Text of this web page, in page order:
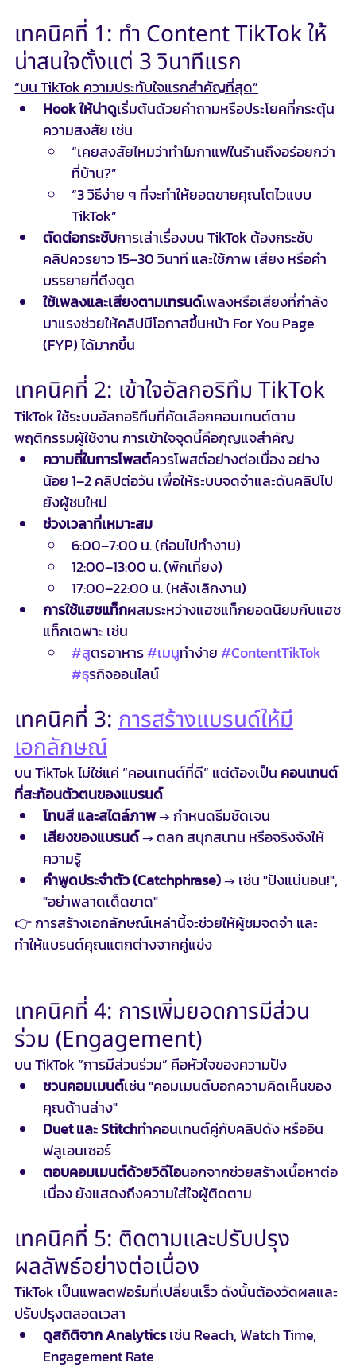
เทคนิคที่ 1: ทำ Content TikTok ให้
น่าสนใจตั้งแต่ 3 วินาทีแรก
“บน TikTok ความประทับใจแรกสำคัญที่สุด”
Hook ให้น่าดูเริ่มต้นด้วยคำถามหรือประโยคที่กระตุ้น
ความสงสัย เช่น
“เคยสงสัยไหมว่าทำไมกาแฟในร้านถึงอร่อยกว่า
ที่บ้าน?”
“3 วิธีง่าย ๆ ที่จะทำให้ยอดขายคุณโตไวแบบ
TikTok”
ตัดต่อกระชับการเล่าเรื่องบน TikTok ต้องกระชับ
คลิปควรยาว 15–30 วินาที และใช้ภาพ เสียง หรือคำ
บรรยายที่ดึงดูด
ใช้เพลงและเสียงตามเทรนด์เพลงหรือเสียงที่กำลัง
มาแรงช่วยให้คลิปมีโอกาสขึ้นหน้า For You Page
(FYP) ได้มากขึ้น
เทคนิคที่ 2: เข้าใจอัลกอริทึม TikTok
TikTok ใช้ระบบอัลกอริทึมที่คัดเลือกคอนเทนต์ตาม
พฤติกรรมผู้ใช้งาน การเข้าใจจุดนี้คือกุญแจสำคัญ
ความถี่ในการโพสต์ควรโพสต์อย่างต่อเนื่อง อย่าง
น้อย 1–2 คลิปต่อวัน เพื่อให้ระบบจดจำและดันคลิปไป
ยังผู้ชมใหม่
ช่วงเวลาที่เหมาะสม
6:00–7:00 น. (ก่อนไปทำงาน)
12:00–13:00 น. (พักเที่ยง)
17:00–22:00 น. (หลังเลิกงาน)
การใช้แฮชแท็กผสมระหว่างแฮชแท็กยอดนิยมกับแฮช
แท็กเฉพาะ เช่น
#สูตรอาหาร #เมนูทำง่าย #ContentTikTok
#ธุรกิจออนไลน์
เทคนิคที่ 3: การสร้างแบรนด์ให้มี
เอกลักษณ์
บน TikTok ไม่ใช่แค่ “คอนเทนต์ที่ดี” แต่ต้องเป็น คอนเทนต์
ที่สะท้อนตัวตนของแบรนด์
โทนสี และสไตล์ภาพ → กำหนดธีมชัดเจน
เสียงของแบรนด์ → ตลก สนุกสนาน หรือจริงจังให้
ความรู้
คำพูดประจำตัว (Catchphrase) → เช่น "ปังแน่นอน!",
"อย่าพลาดเด็ดขาด"
👉 การสร้างเอกลักษณ์เหล่านี้จะช่วยให้ผู้ชมจดจำ และ
ทำให้แบรนด์คุณแตกต่างจากคู่แข่ง
เทคนิคที่ 4: การเพิ่มยอดการมีส่วน
ร่วม (Engagement)
บน TikTok “การมีส่วนร่วม” คือหัวใจของความปัง
ชวนคอมเมนต์เช่น "คอมเมนต์บอกความคิดเห็นของ
คุณด้านล่าง"
Duet และ Stitchทำคอนเทนต์คู่กับคลิปดัง หรืออิน
ฟลูเอนเซอร์
ตอบคอมเมนต์ด้วยวิดีโอนอกจากช่วยสร้างเนื้อหาต่อ
เนื่อง ยังแสดงถึงความใส่ใจผู้ติดตาม
เทคนิคที่ 5: ติดตามและปรับปรุง
ผลลัพธ์อย่างต่อเนื่อง
TikTok เป็นแพลตฟอร์มที่เปลี่ยนเร็ว ดังนั้นต้องวัดผลและ
ปรับปรุงตลอดเวลา
ดูสถิติจาก Analytics เช่น Reach, Watch Time,
Engagement Rate